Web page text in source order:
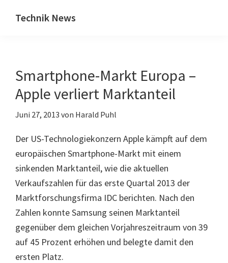
Inhalt
Seitenspalte
Technik News
IT,
Mobilfunk
Internet
Smartphone-Markt Europa –
Apple verliert Marktanteil
Juni 27, 2013 von Harald Puhl
Der US-Technologiekonzern Apple kämpft auf dem
europäischen Smartphone-Markt mit einem
sinkenden Marktanteil, wie die aktuellen
Verkaufszahlen für das erste Quartal 2013 der
Marktforschungsfirma IDC berichten. Nach den
Zahlen konnte Samsung seinen Marktanteil
gegenüber dem gleichen Vorjahreszeitraum von 39
auf 45 Prozent erhöhen und belegte damit den
ersten Platz.